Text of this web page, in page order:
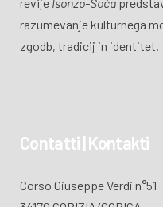
revije Isonzo-Soča
razumevanje kulturnega
zgodb, tradicij in identitet.
Contatti | Kontakti
Corso Giuseppe Verdi n°51